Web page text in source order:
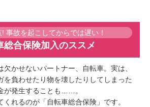
! 事故を起こしてからでは遅い！
総合保険加入のススメ
欠かせないパートナー、自転車。実は、
を負わせたり物を壊したりしてしまった
が発生することも……。
くれるのが「自転車総合保険」です。